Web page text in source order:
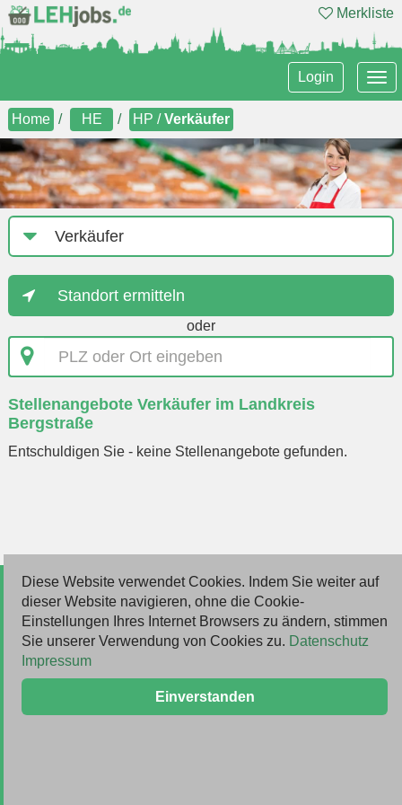
Merkliste
Login
Home HE HP /Verkäufer
Job-
Kategorie
Standort ermitteln
oder
PLZ
oder
eingeben
Stellenangebote Verkäufer im Landkreis
Bergstraße
Entschuldigen Sie - keine Stellenangebote gefunden.
© 2026 Deutsche Jobmarkt GmbH
Inserieren
Kontakt
AGB
Diese Website verwendet Cookies. Indem Sie weiter auf
dieser Website navigieren, ohne die Cookie-
Einstellungen Ihres Internet Browsers zu ändern, stimmen
Sie unserer Verwendung von Cookies zu. Datenschutz
Impressum
Einverstanden